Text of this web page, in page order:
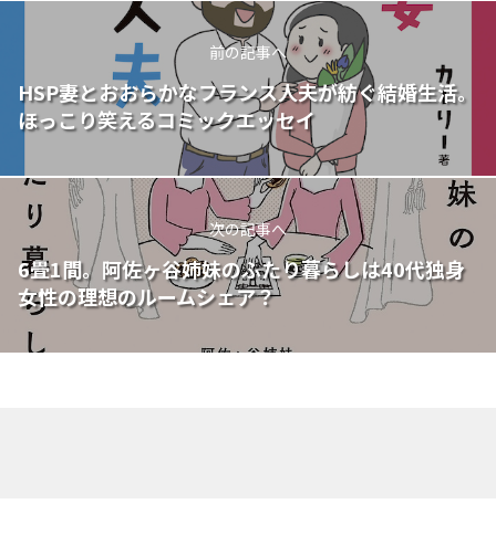
前の記事へ
HSP妻とおおらかなフランス人夫が紡ぐ結婚生活。
ほっこり笑えるコミックエッセイ
次の記事へ
6畳1間。阿佐ヶ谷姉妹のふたり暮らしは40代独身
女性の理想のルームシェア？